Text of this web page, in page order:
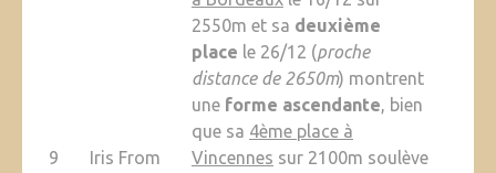
9 Iris From
2550m et sa deuxième
place le 26/12 (proche
distance de 2650m) montrent
une forme ascendante, bien
que sa 4ème place à
Vincennes sur 2100m soulève